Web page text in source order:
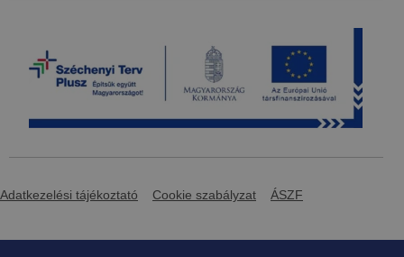
Adatkezelési tájékoztató Cookie szabályzat ÁSZF